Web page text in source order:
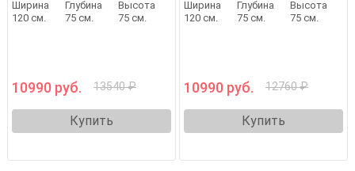
Ширина
120 см.
Глубина
75 см.
Высота
75 см.
10990 руб. 13540 ₽
Купить
Ширина
120 см.
Глубина
75 см.
Высота
75 см.
10990 руб. 12760 ₽
Купить